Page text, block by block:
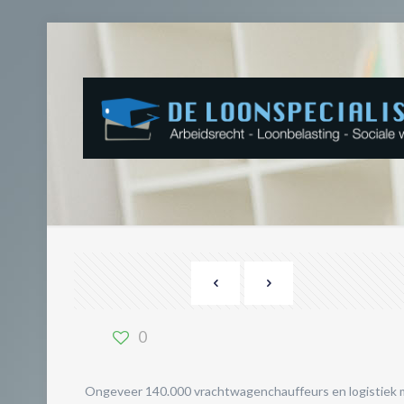
Loonstijging
0
Ongeveer 140.000 vrachtwagenchauffeurs en logistiek